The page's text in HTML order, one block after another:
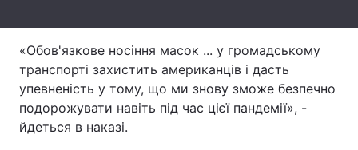
«Обов'язкове носіння масок ... у громадському
транспорті захистить американців і дасть
упевненість у тому, що ми знову зможе безпечно
подорожувати навіть під час цієї пандемії», -
йдеться в наказі.